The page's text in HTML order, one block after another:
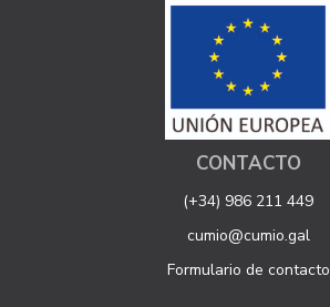
CONTACTO
(+34) 986 211 449
cumio@cumio.gal
Formulario de contacto